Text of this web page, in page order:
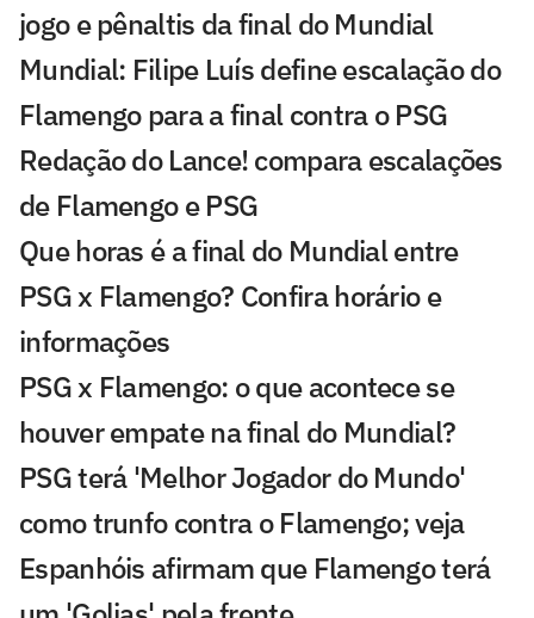
jogo e pênaltis da final do Mundial
Mundial: Filipe Luís define escalação do
Flamengo para a final contra o PSG
Redação do Lance! compara escalações
de Flamengo e PSG
Que horas é a final do Mundial entre
PSG x Flamengo? Confira horário e
informações
PSG x Flamengo: o que acontece se
houver empate na final do Mundial?
PSG terá 'Melhor Jogador do Mundo'
como trunfo contra o Flamengo; veja
Espanhóis afirmam que Flamengo terá